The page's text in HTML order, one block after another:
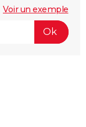
Voir un exemple